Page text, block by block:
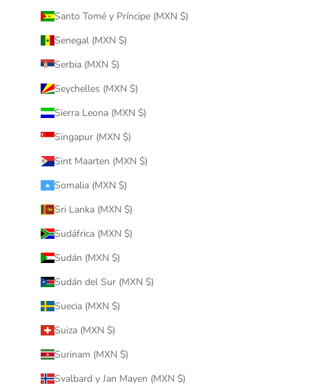
Santo Tomé y Príncipe (MXN $)
Senegal (MXN $)
Serbia (MXN $)
Seychelles (MXN $)
Sierra Leona (MXN $)
Singapur (MXN $)
Sint Maarten (MXN $)
Somalia (MXN $)
Sri Lanka (MXN $)
Sudáfrica (MXN $)
Sudán (MXN $)
Sudán del Sur (MXN $)
Suecia (MXN $)
Suiza (MXN $)
Surinam (MXN $)
Svalbard y Jan Mayen (MXN $)